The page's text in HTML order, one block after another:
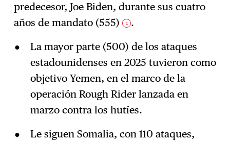
predecesor, Joe Biden, durante sus cuatro
años de mandato (555) 1 .
La mayor parte (500) de los ataques
estadounidenses en 2025 tuvieron como
objetivo Yemen, en el marco de la
operación Rough Rider lanzada en
marzo contra los hutíes.
Le siguen Somalia, con 110 ataques,